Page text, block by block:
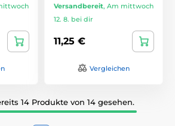
Versandbereit, Am mittwoch
12. 8. bei dir
11,25 €
Vergleichen
14 Produkte von 14 gesehen.